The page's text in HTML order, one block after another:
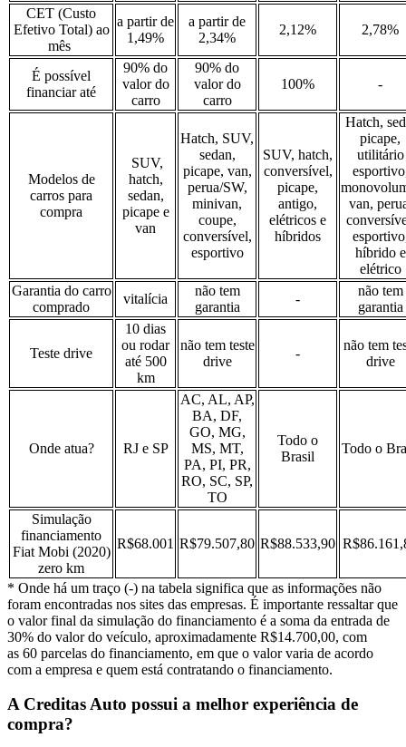
CET (Custo
Efetivo Total) ao
mês
a partir de
1,49%
a partir de
2,34%
2,12% 2,78%
É possível
financiar até
90% do
valor do
carro
90% do
valor do
carro
100% -
Modelos de
carros para
compra
SUV,
hatch,
sedan,
picape e
van
Hatch, SUV,
sedan,
picape, van,
perua/SW,
minivan,
coupe,
conversível,
esportivo
SUV, hatch,
conversível,
picape,
antigo,
elétricos e
híbridos
Hatch,
picape,
utilitário
van,
híbrido e
elétrico
Garantia do carro
comprado
vitalícia
não tem
garantia
-
não tem
garantia
Teste drive
10 dias
ou rodar
até 500
km
não tem teste
drive
-
não tem
drive
Onde atua? RJ e SP
AC, AL, AP,
BA, DF,
GO, MG,
MS, MT,
PA, PI, PR,
RO, SC, SP,
TO
Todo o
Brasil
Todo o
Simulação
financiamento
Fiat Mobi (2020)
zero km
R$68.001 R$79.507,80 R$88.533,90
* Onde há um traço (-) na tabela significa que as informações não
foram encontradas nos sites das empresas. É importante ressaltar que
o valor final da simulação do financiamento é a soma da entrada de
30% do valor do veículo, aproximadamente R$14.700,00, com
as 60 parcelas do financiamento, em que o valor varia de acordo
com a empresa e quem está contratando o financiamento.
A Creditas Auto possui a melhor experiência de
compra?